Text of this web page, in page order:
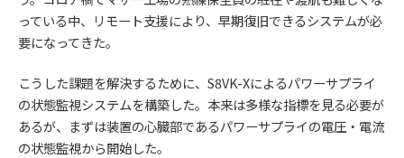
っている中、リモート支援により、早期復旧できるシステムが必
要になってきた。
こうした課題を解決するために、S8VK-Xによるパワーサプライ
の状態監視システムを構築した。本来は多様な指標を見る必要が
あるが、まずは装置の心臓部であるパワーサプライの電圧・電流
の状態監視から開始した。